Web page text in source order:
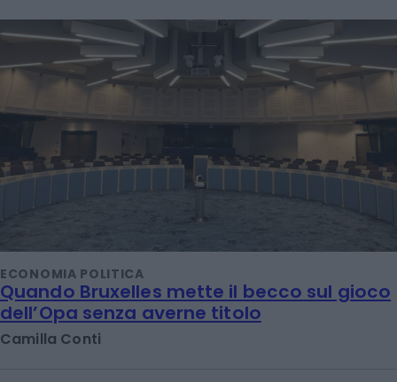
ECONOMIA POLITICA
Quando Bruxelles mette il becco sul gioco
dell’Opa senza averne titolo
Camilla Conti